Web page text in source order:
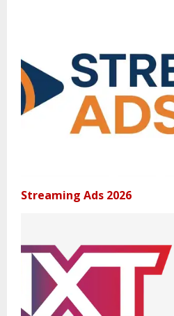
Streaming Ads 2026